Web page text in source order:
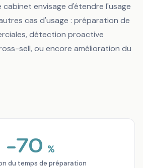
cabinet envisage d'étendre l'usage
cas d'usage : préparation de
détection proactive
sell, ou encore amélioration du
-70 %
du temps de préparation